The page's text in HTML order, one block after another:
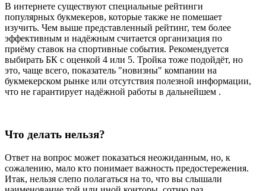
В интернете существуют специальные рейтинги
популярных букмекеров, которые также не помешает
изучить. Чем выше представленный рейтинг, тем более
эффективным и надёжным считается организация по
приёму ставок на спортивные события. Рекомендуется
выбирать БК с оценкой 4 или 5. Тройка тоже подойдёт, но
это, чаще всего, показатель "новизны" компании на
букмекерском рынке или отсутствия полезной информации,
что не гарантирует надёжной работы в дальнейшем .
Что делать нельзя?
Ответ на вопрос может показаться неожиданным, но, к
сожалению, мало кто понимает важность предостережения.
Итак, нельзя слепо полагаться на то, что вы слышали